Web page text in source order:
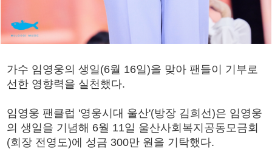
가수 임영웅의 생일(6월 16일)을 맞아 팬들이 기부로
선한 영향력을 실천했다.
임영웅 팬클럽 '영웅시대 울산'(방장 김희선)은 임영웅
의 생일을 기념해 6월 11일 울산사회복지공동모금회
(회장 전영도)에 성금 300만 원을 기탁했다.